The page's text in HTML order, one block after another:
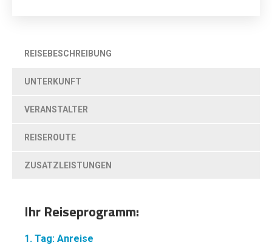
REISEBESCHREIBUNG
UNTERKUNFT
VERANSTALTER
REISEROUTE
ZUSATZLEISTUNGEN
Ihr Reiseprogramm:
1. Tag: Anreise